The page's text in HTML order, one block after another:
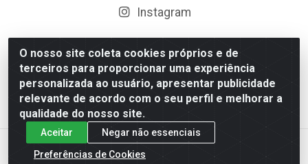
O nosso site coleta cookies próprios e de
terceiros para proporcionar uma experiência
personalizada ao usuário, apresentar publicidade
relevante de acordo com o seu perfil e melhorar a
qualidade do nosso site.
Aceitar
Negar não essenciais
Preferências de Cookies
Instagram
Distribuidora de Cosméticos Antoneto LTDA - BA-052,
km 87 - Industrial, Ipirá - BA, 44600-000 - CNPJ
10.984.107/0001-75